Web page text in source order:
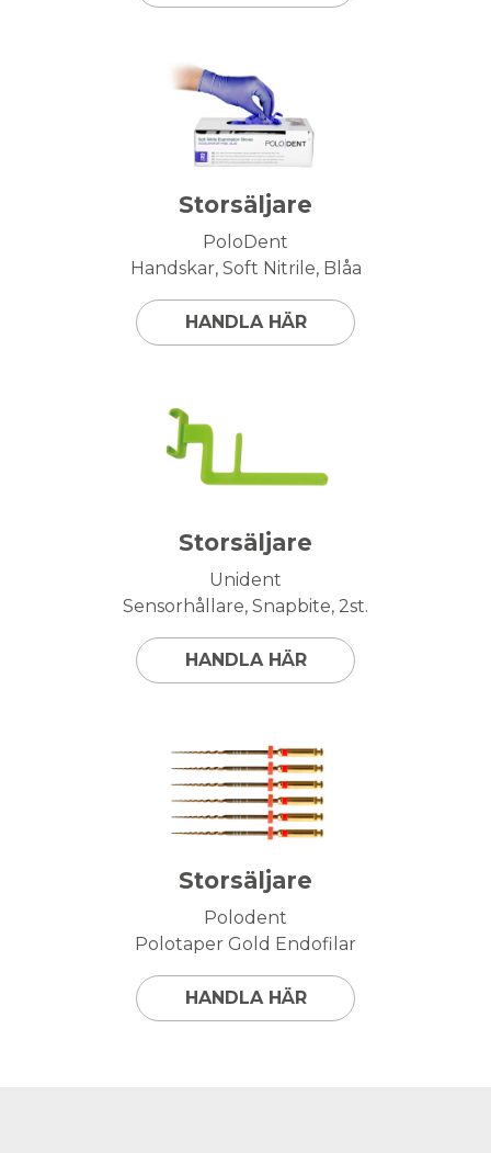
Storsäljare
PoloDent
Handskar, Soft Nitrile, Blåa
HANDLA HÄR
Storsäljare
Unident
Sensorhållare, Snapbite, 2st.
HANDLA HÄR
Storsäljare
Polodent
Polotaper Gold Endofilar
HANDLA HÄR